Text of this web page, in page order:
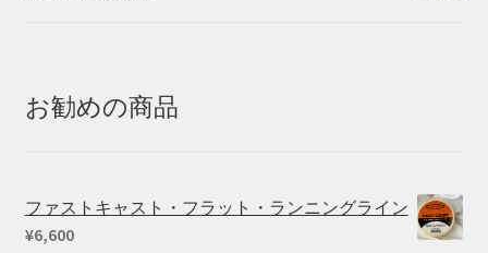
–
¥25,410
お勧めの商品
ファストキャスト・フラット・ランニングライン
¥6,600